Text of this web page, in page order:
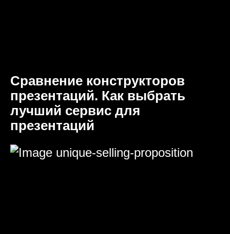
Сравнение конструкторов
презентаций. Как выбрать
лучший сервис для
презентаций